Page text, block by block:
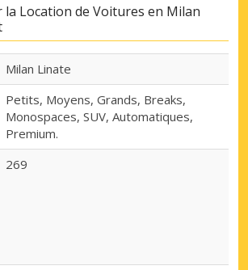
Location de Voitures en Milan
Milan Linate
Petits, Moyens, Grands, Breaks,
Monospaces, SUV, Automatiques,
Premium.
269